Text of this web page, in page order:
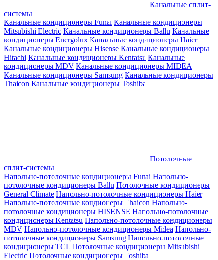
Канальные сплит-
системы
Канальные кондиционеры Funai Канальные кондиционеры
Mitsubishi Electric Канальные кондиционеры Ballu Канальные
кондиционеры Energolux Канальные кондиционеры Haier
Канальные кондиционеры Hisense Канальные кондиционеры
Hitachi Канальные кондиционеры Kentatsu Канальные
кондиционеры MDV Канальные кондиционеры MIDEA
Канальные кондиционеры Samsung Канальные кондиционеры
Thaicon Канальные кондиционеры Toshiba
Потолочные
сплит-системы
Напольно-потолочные кондиционеры Funai Напольно-
потолочные кондиционеры Ballu Потолочные кондиционеры
General Climate Напольно-потолочные кондиционеры Haier
Напольно-потолочные кондионеры Thaicon Напольно-
потолочные кондиционеры HISENSE Напольно-потолочные
кондиционеры Kentatsu Напольно-потолочные кондиционеры
MDV Напольно-потолочные кондиционеры Midea Напольно-
потолочные кондиционеры Samsung Напольно-потолочные
кондиционеры TCL Потолочные кондиционеры Mitsubishi
Electric Потолочные кондиционеры Toshiba